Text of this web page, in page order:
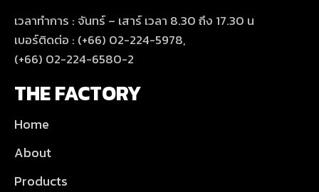
เวลาทำการ : จันทร์ – เสาร์ เวลา 8.30 ถึง 17.30 น
เบอร์ติดต่อ : (+66) 02-224-5978,
(+66) 02-224-6580-2
THE FACTORY
Home
About
Products